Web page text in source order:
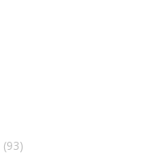
(93)